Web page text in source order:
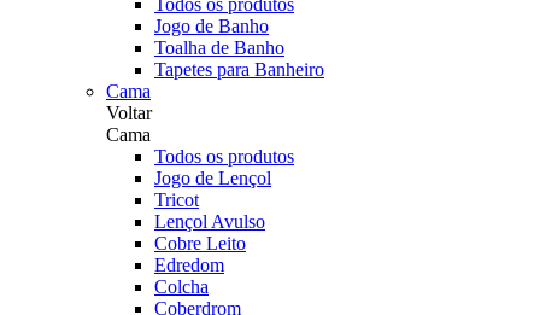
Todos os produtos
Jogo de Banho
Toalha de Banho
Tapetes para Banheiro
Cama
Voltar
Cama
Todos os produtos
Jogo de Lençol
Tricot
Lençol Avulso
Cobre Leito
Edredom
Colcha
Coberdrom